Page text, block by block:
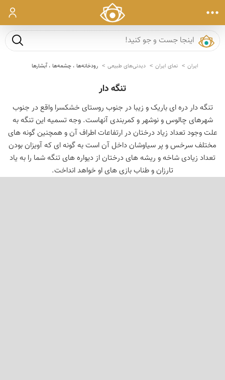
ورود
جست و
ایران نمای ایران دیدنی‌های طبیعی رودخانه‌ها ، چشمه‌ها ، آبشارها
تنگه دار
تنگه دار دره ای باریک و زیبا در جنوب روستای خشکسرا واقع در جنوب
شهرهای چالوس و نوشهر و کمربندی آنهاست. وجه تسمیه این تنگه به
علت وجود تعداد زیاد درختان در ارتفاعات اطراف آن و همچنین گونه های
مختلف سرخس و پر سیاوشان داخل آن است به گونه ای که آویزان بودن
تعداد زیادی شاخه و ریشه های درختان از دیواره های تنگه شما را به یاد
تارزان و طناب بازی های او خواهد انداخت.